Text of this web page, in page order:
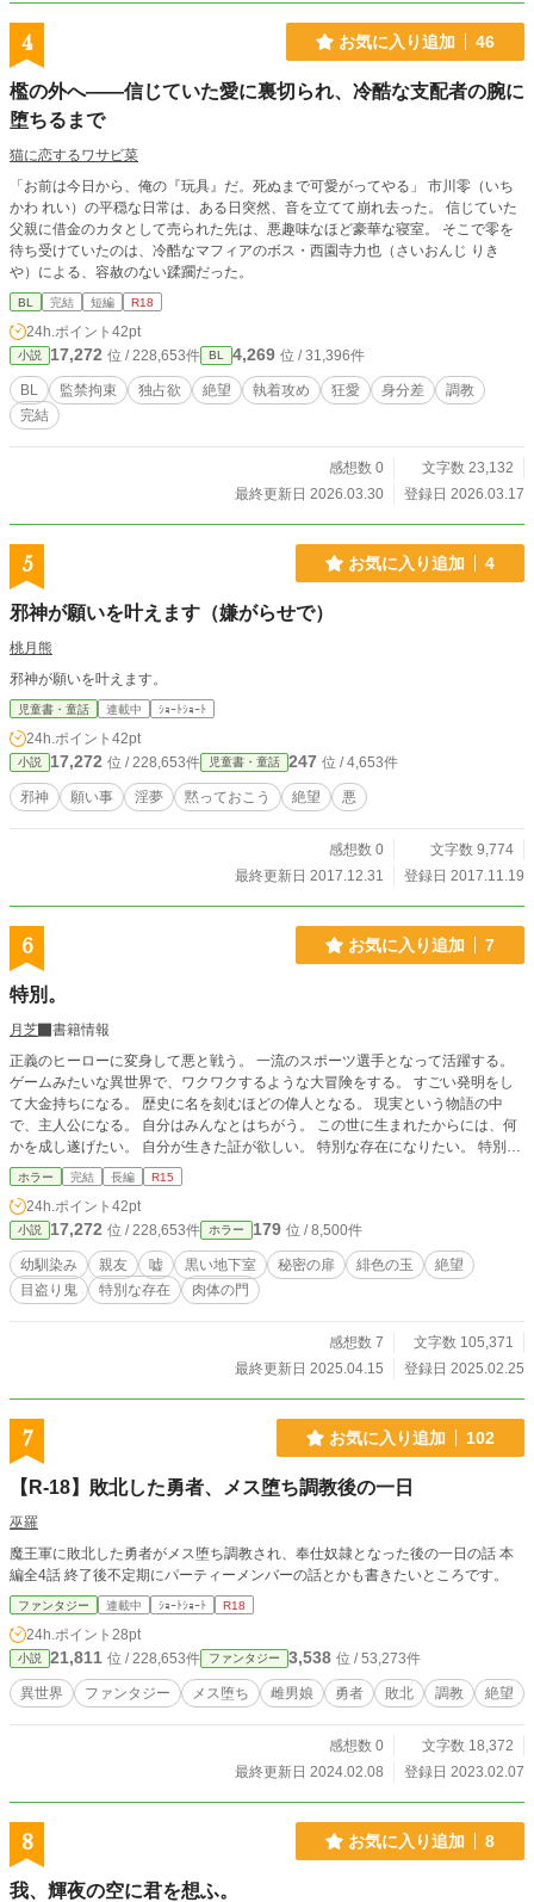
4 お気に入り追加 46
檻の外へ――信じていた愛に裏切られ、冷酷な支配者の腕に
堕ちるまで
猫に恋するワサビ菜
「お前は今日から、俺の『玩具』だ。死ぬまで可愛がってやる」 市川零（いち
かわ れい）の平穏な日常は、ある日突然、音を立てて崩れ去った。 信じていた
父親に借金のカタとして売られた先は、悪趣味なほど豪華な寝室。 そこで零を
待ち受けていたのは、冷酷なマフィアのボス・西園寺力也（さいおんじ りき
や）による、容赦のない蹂躙だった。
BL 完結 短編 R18
24h.ポイント 42pt
小説 17,272 位 / 228,653件 BL 4,269 位 / 31,396件
BL 監禁拘束 独占欲 絶望 執着攻め 狂愛 身分差
調教
完結
感想数 0
文字数 23,132
最終更新日 2026.03.30
登録日 2026.03.17
5 お気に入り追加 4
邪神が願いを叶えます（嫌がらせで）
桃月熊
邪神が願いを叶えます。
児童書・童話 連載中 ｼｮｰﾄｼｮｰﾄ
24h.ポイント 42pt
小説 17,272 位 / 228,653件 児童書・童話 247 位 / 4,653件
邪神 願い事 淫夢 黙っておこう 絶望 悪
感想数 0
文字数 9,774
最終更新日 2017.12.31
登録日 2017.11.19
6 お気に入り追加 7
特別。
月芝
書籍情報
正義のヒーローに変身して悪と戦う。 一流のスポーツ選手となって活躍する。
ゲームみたいな異世界で、ワクワクするような大冒険をする。 すごい発明をし
て大金持ちになる。 歴史に名を刻むほどの偉人となる。 現実という物語の中
で、主人公になる。 自分はみんなとはちがう。 この世に生まれたからには、何
かを成し遂げたい。 自分が生きた証が欲しい。 特別な存在になりたい。 特別な
存在でありたい。 特別な存在だったらいいな。 そんな願望、誰だって少しは持
っているだろう？ でも、もしも本当に自分が世界にとっての「特別」だとした
ら…… 自宅の地下であるモノを見つけてしまったことを境にして、日常が変貌
していく。まるでオセロのように白が黒に、黒が白へと裏返る。 次々と明らか
になっていく真実。 特別なボクの心はいつまで耐えられるのだろうか…… 伝奇
ホラー作品。
ホラー 完結 長編 R15
24h.ポイント 42pt
小説 17,272 位 / 228,653件 ホラー 179 位 / 8,500件
幼馴染み 親友 嘘 黒い地下室 秘密の扉 緋色の玉
絶望
目盗り鬼
特別な存在 肉体の門
感想数 7
文字数 105,371
最終更新日 2025.04.15
登録日 2025.02.25
7 お気に入り追加 102
【R-18】敗北した勇者、メス堕ち調教後の一日
巫羅
魔王軍に敗北した勇者がメス堕ち調教され、奉仕奴隷となった後の一日の話 本
編全4話 終了後不定期にパーティーメンバーの話とかも書きたいところです。
ファンタジー 連載中 ｼｮｰﾄｼｮｰﾄ R18
24h.ポイント 28pt
小説 21,811 位 / 228,653件 ファンタジー 3,538 位 / 53,273件
異世界 ファンタジー メス堕ち 雌男娘 勇者 敗北 調教 絶望
感想数 0
文字数 18,372
最終更新日 2024.02.08
登録日 2023.02.07
8 お気に入り追加 8
我、輝夜の空に君を想ふ。